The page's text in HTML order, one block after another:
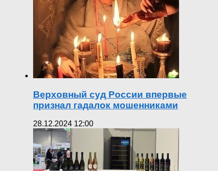
Верховный суд России впервые
признал гадалок мошенниками
28.12.2024 12:00